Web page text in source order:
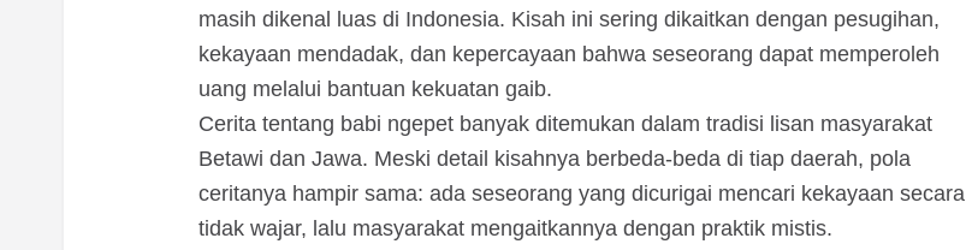
masih dikenal luas di Indonesia. Kisah ini sering dikaitkan dengan pesugihan,
kekayaan mendadak, dan kepercayaan bahwa seseorang dapat memperoleh
uang melalui bantuan kekuatan gaib.
Cerita tentang babi ngepet banyak ditemukan dalam tradisi lisan masyarakat
Betawi dan Jawa. Meski detail kisahnya berbeda-beda di tiap daerah, pola
ceritanya hampir sama: ada seseorang yang dicurigai mencari kekayaan secara
tidak wajar, lalu masyarakat mengaitkannya dengan praktik mistis.